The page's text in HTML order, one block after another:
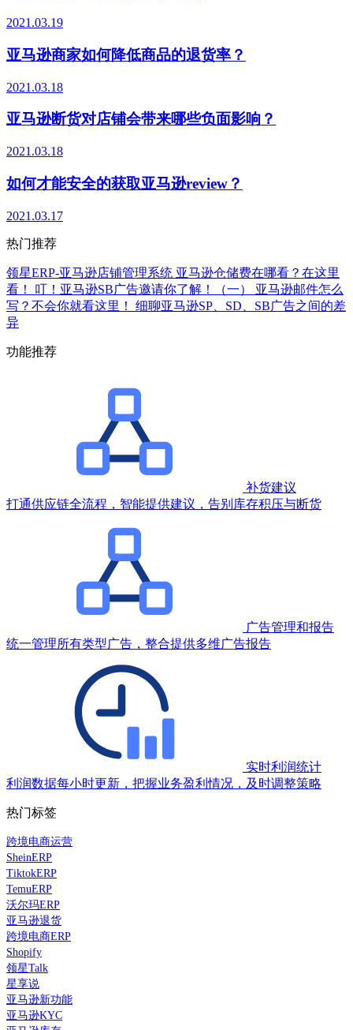
2021.03.19
亚马逊商家如何降低商品的退货率？
2021.03.18
亚马逊断货对店铺会带来哪些负面影响？
2021.03.18
如何才能安全的获取亚马逊review？
2021.03.17
热门推荐
领星ERP-亚马逊店铺管理系统 亚马逊仓储费在哪看？在这里
看！
叮！亚马逊SB广告邀请你了解！（一）
亚马逊邮件怎么
写？不会你就看这里！
细聊亚马逊SP、SD、SB广告之间的差
异
功能推荐
补货建议
打通供应链全流程，智能提供建议，告别库存积压与断货
广告管理和报告
统一管理所有类型广告，整合提供多维广告报告
实时利润统计
利润数据每小时更新，把握业务盈利情况，及时调整策略
热门标签
跨境电商运营
SheinERP
TiktokERP
TemuERP
沃尔玛ERP
亚马逊退货
跨境电商ERP
Shopify
领星Talk
星享说
亚马逊新功能
亚马逊KYC